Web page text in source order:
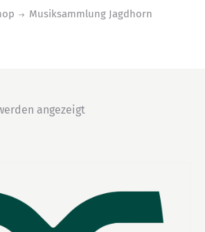
Musiksammlung Jagdhorn
angezeigt